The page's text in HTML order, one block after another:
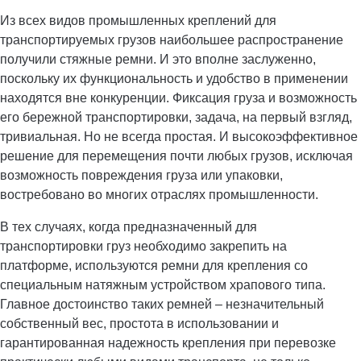
Из всех видов промышленных креплений для
транспортируемых грузов наибольшее распространение
получили стяжные ремни. И это вполне заслуженно,
поскольку их функциональность и удобство в применении
находятся вне конкуренции. Фиксация груза и возможность
его бережной транспортировки, задача, на первый взгляд,
тривиальная. Но не всегда простая. И высокоэффективное
решение для перемещения почти любых грузов, исключая
возможность повреждения груза или упаковки,
востребовано во многих отраслях промышленности.
В тех случаях, когда предназначенный для
транспортировки груз необходимо закрепить на
платформе, используются ремни для крепления со
специальным натяжным устройством храпового типа.
Главное достоинство таких ремней – незначительный
собственный вес, простота в использовании и
гарантированная надежность крепления при перевозке